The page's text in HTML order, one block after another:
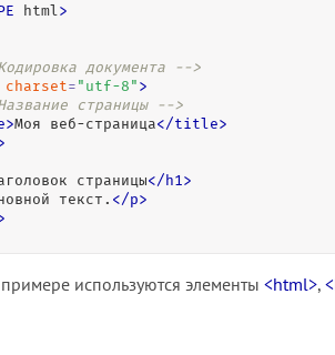
html >
документа -->
charset= " utf-8 " >
страницы -->
>Моя веб-страница</title>
страницы</h1 >
текст. </p>
используются элементы <html>,